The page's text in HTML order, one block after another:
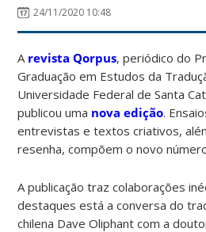
24/11/2020 10:48
A revista Qorpus, periódico do
Graduação em Estudos da
Universidade Federal de Santa
publicou uma nova edição.
entrevistas e textos criativos,
resenha, compõem o novo
A publicação traz colaborações
destaques está a conversa do
chilena Dave Oliphant com a